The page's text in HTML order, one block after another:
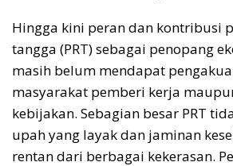
Hingga kini peran dan kontribusi
tangga (PRT) sebagai penopang
masih belum mendapat
masyarakat pemberi kerja
kebijakan. Sebagian besar PRT
upah yang layak dan jaminan
rentan dari berbagai kekerasan.